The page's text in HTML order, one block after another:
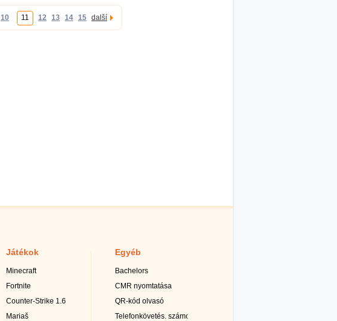
10 11 12 13 14 15 další
Játékok
Minecraft
Fortnite
Counter-Strike 1.6
Mariaš
Egyéb
Bachelors
CMR nyomtatása
QR-kód olvasó
Telefonkövetés. számok